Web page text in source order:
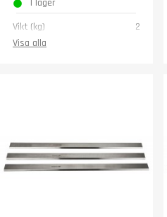
I lager
Vikt (kg)
2
Visa alla